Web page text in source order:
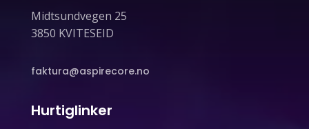
Midtsundvegen 25
3850 KVITESEID
faktura@aspirecore.no
Hurtiglinker